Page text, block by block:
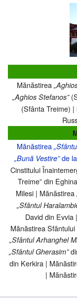
Mănăstirea
„Aghios Stefanos”
(Sfânta Treime)
Mănăstirea
„Bună Vestire”de
Cinstitului
Treime” din
Milesi | Mănăstirea
„Sfântul
David din Evvia
Mănăstirea
„Sfântul Arhanghel
„Sfântul Gherasim”
din Kerkira |
|